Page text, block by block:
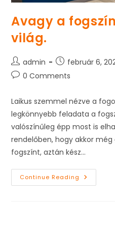
Avagy a
világ.
Post
author:
admin
Post
published:
február 6,
Post0 Comments
Laikus szemmel nézve a
legkönnyebb feladata a
valószínűleg épp most is
rendelőben, hogy akkor
fogszínt, aztán kész…
Continue Reading Avagy
A